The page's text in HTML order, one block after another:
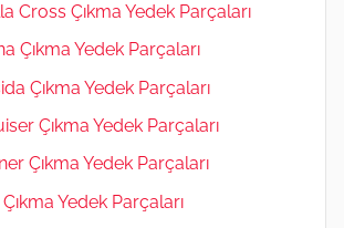
Cross Çıkma Yedek Parçaları
Çıkma Yedek Parçaları
Çıkma Yedek Parçaları
Çıkma Yedek Parçaları
Çıkma Yedek Parçaları
Yedek Parçaları